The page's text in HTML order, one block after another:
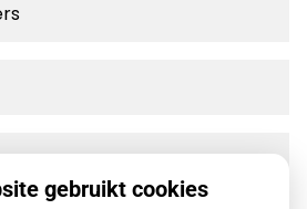
gebruikt cookies